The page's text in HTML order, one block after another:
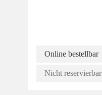
Online bestellbar
Nicht reservierbar